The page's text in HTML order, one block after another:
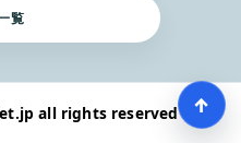
覧
all rights reserved ↑